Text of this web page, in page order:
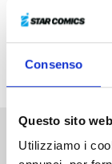
Consenso
Questo sito
Utilizziamo i
Kuroe/
all’aspetto da
mette la sua
Arata?